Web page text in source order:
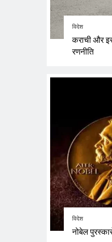
विदेश
कराची और
रणनीति
विदेश
नोबेल